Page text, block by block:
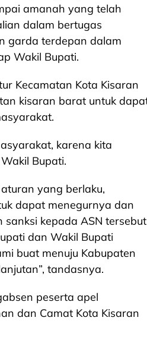
amanah yang telah
dalam bertugas
garda terdepan dalam
Wakil Bupati.
Kecamatan Kota Kisaran
kisaran barat untuk
karena kita
Bupati.
yang berlaku,
dapat menegurnya dan
kepada ASN tersebut
dan Wakil Bupati
buat menuju Kabupaten
tandasnya.
peserta apel
dan Camat Kota Kisaran